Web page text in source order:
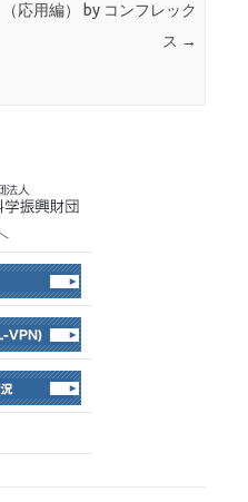
（応用編） by コンフレック
ス →